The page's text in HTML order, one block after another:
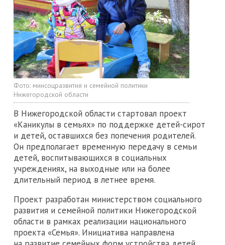
Фото: минсоцразвития и семейной политики
Нижегородской области
В Нижегородской области стартовал проект
«Каникулы в семьях» по поддержке детей-сирот
и детей, оставшихся без попечения родителей.
Он предполагает временную передачу в семьи
детей, воспитывающихся в социальных
учреждениях, на выходные или на более
длительный период в летнее время.
Проект разработан министерством социального
развития и семейной политики Нижегородской
области в рамках реализации национального
проекта «Семья». Инициатива направлена